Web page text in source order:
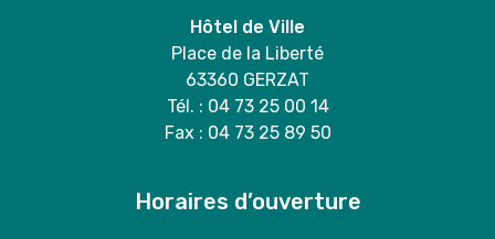
Hôtel de Ville
Place de la Liberté
63360 GERZAT
Tél. : 04 73 25 00 14
Fax : 04 73 25 89 50
Horaires d’ouverture